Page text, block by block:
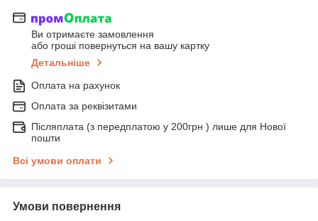
Ви отримаєте замовлення
або гроші повернуться на вашу картку
Детальніше
Оплата на рахунок
Оплата за реквізитами
Післяплата (з передплатою у 200грн ) лише для Нової
пошти
Всі умови оплати
Умови повернення